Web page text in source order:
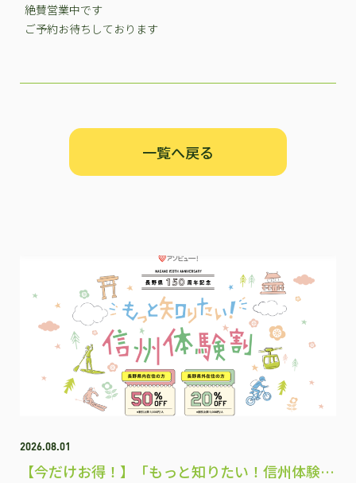
絶賛営業中です
ご予約お待ちしております
一覧へ戻る
2026.08.01
【今だけお得！】「もっと知りたい！信州体験